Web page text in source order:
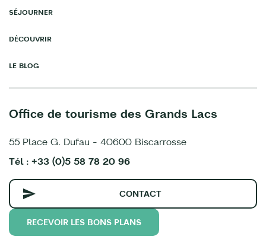
SÉJOURNER
DÉCOUVRIR
LE BLOG
Office de tourisme des Grands Lacs
55 Place G. Dufau - 40600 Biscarrosse
Tél : +33 (0)5 58 78 20 96
CONTACT
RECEVOIR LES BONS PLANS